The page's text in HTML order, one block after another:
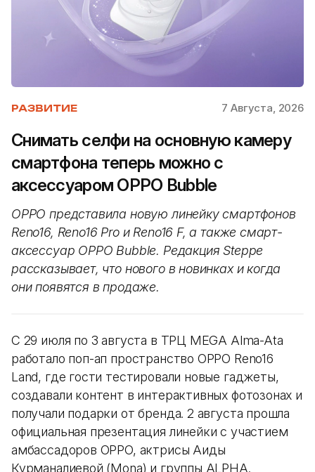
РАЗВИТИЕ 7 Августа, 2026
Снимать селфи на основную камеру
смартфона теперь можно с
аксессуаром OPPO Bubble
OPPO представила новую линейку смартфонов
Reno16, Reno16 Pro и Reno16 F, а также смарт-
аксессуар OPPO Bubble. Редакция Steppe
рассказывает, что нового в новинках и когда
они появятся в продаже.
С 29 июля по 3 августа в ТРЦ MEGA Alma-Ata
работало поп-ап пространство OPPO Reno16
Land, где гости тестировали новые гаджеты,
создавали контент в интерактивных фотозонах и
получали подарки от бренда. 2 августа прошла
официальная презентация линейки с участием
амбассадоров OPPO, актрисы Аиды
Курманалиевой (Mona) и группы ALPHA.